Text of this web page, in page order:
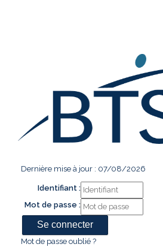
Dernière mise à jour : 07/08/2026
Identifiant :
Mot de passe :
Mot de passe oublié ?